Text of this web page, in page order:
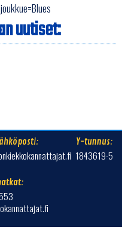
uutiset:
Y-tunnus:
1843619-5